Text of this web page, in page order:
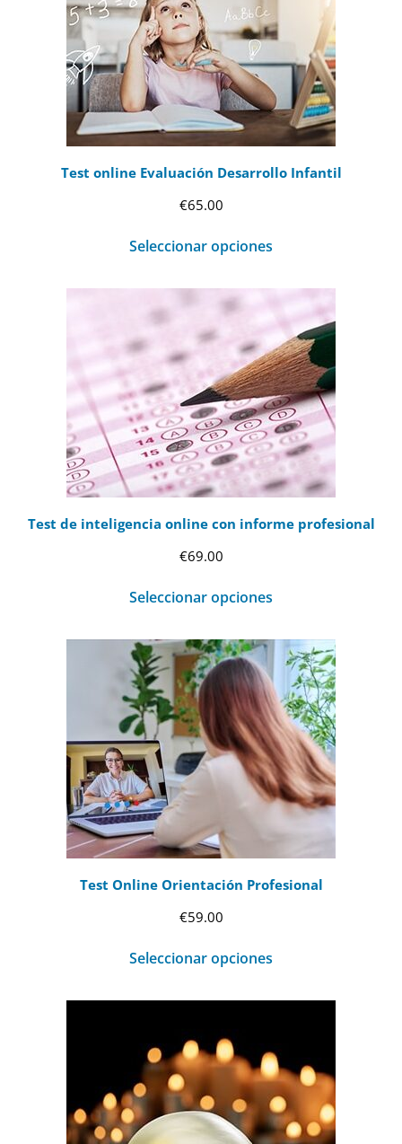
Test online Evaluación Desarrollo Infantil
€65.00
Seleccionar opciones
Test de inteligencia online con informe profesional
€69.00
Seleccionar opciones
Test Online Orientación Profesional
€59.00
Seleccionar opciones